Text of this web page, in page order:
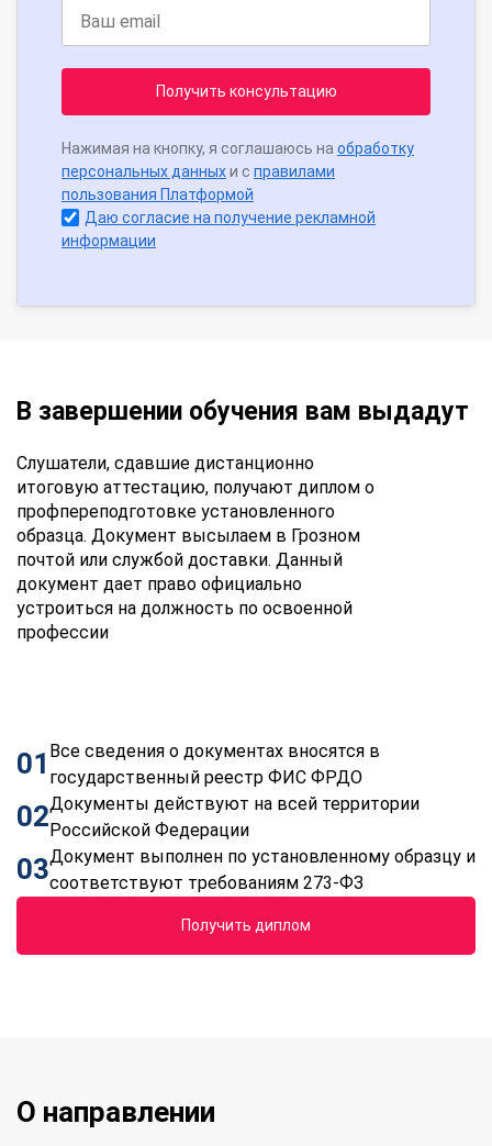
Получить консультацию
Нажимая на кнопку, я соглашаюсь на обработку
персональных данныхи с правилами
пользования Платформой
Даю согласие на получение рекламной
информации
В завершении обучения вам выдадут
Слушатели, сдавшие дистанционно
итоговую аттестацию, получают диплом о
профпереподготовке установленного
образца. Документ высылаем в Грозном
почтой или службой доставки. Данный
документ дает право официально
устроиться на должность по освоенной
профессии
01 Все сведения о документах вносятся в
государственный реестр ФИС ФРДО
02Документы действуют на всей территории
Российской Федерации
03Документ выполнен по установленному образцу и
соответствуют требованиям 273-ФЗ
Получить диплом
О направлении